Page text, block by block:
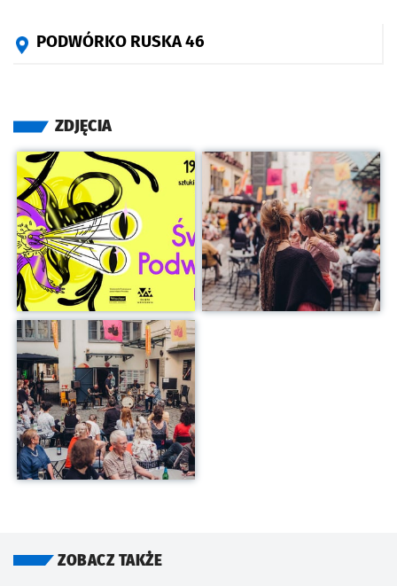
PODWÓRKO RUSKA 46
ZDJĘCIA
Kliknij, aby powiększyć Kliknij, aby powiększyć
Kliknij, aby powiększyć
ZOBACZ TAKŻE